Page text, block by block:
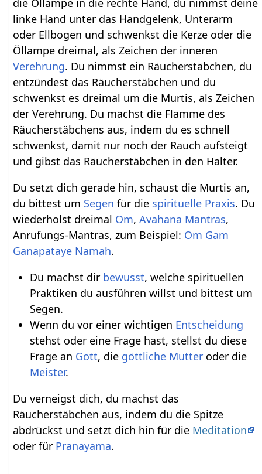
die Öllampe in die rechte Hand, du nimmst deine
linke Hand unter das Handgelenk, Unterarm
oder Ellbogen und schwenkst die Kerze oder die
Öllampe dreimal, als Zeichen der inneren
Verehrung. Du nimmst ein Räucherstäbchen, du
entzündest das Räucherstäbchen und du
schwenkst es dreimal um die Murtis, als Zeichen
der Verehrung. Du machst die Flamme des
Räucherstäbchens aus, indem du es schnell
schwenkst, damit nur noch der Rauch aufsteigt
und gibst das Räucherstäbchen in den Halter.
Du setzt dich gerade hin, schaust die Murtis an,
du bittest um Segen für die spirituelle Praxis. Du
wiederholst dreimal Om,Avahana Mantras,
Anrufungs-Mantras, zum Beispiel: Om Gam
Ganapataye Namah.
Du machst dir bewusst, welche spirituellen
Praktiken du ausführen willst und bittest um
Segen.
Wenn du vor einer wichtigen Entscheidung
stehst oder eine Frage hast, stellst du diese
Frage an Gott, die göttliche Mutteroder die
Meister.
Du verneigst dich, du machst das
Räucherstäbchen aus, indem du die Spitze
abdrückst und setzt dich hin für die Meditation
oder für Pranayama.